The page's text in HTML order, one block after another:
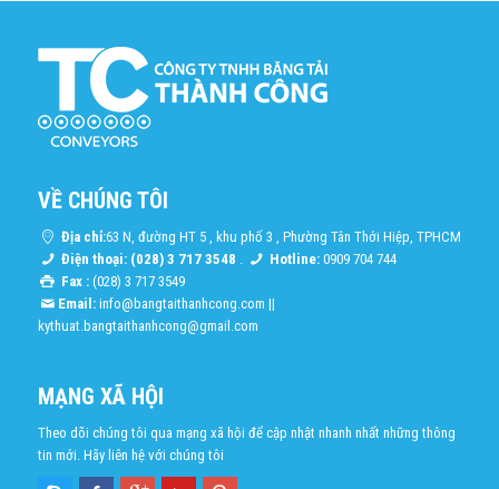
VỀ CHÚNG TÔI
Địa chỉ:63 N, đường HT 5 , khu phố 3 , Phường Tân Thới Hiệp, TPHCM
Điện thoại: (028) 3 717 3548 . Hotline: 0909 704 744
Fax :(028) 3 717 3549
Email: info@bangtaithanhcong.com ||
kythuat.bangtaithanhcong@gmail.com
MẠNG XÃ HỘI
Theo dõi chúng tôi qua mạng xã hội để cập nhật nhanh nhất những thông
tin mới. Hãy liên hệ với chúng tôi